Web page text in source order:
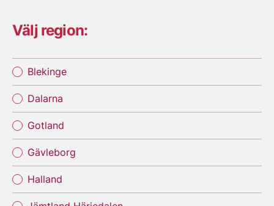
Välj region:
Blekinge
Dalarna
Gotland
Gävleborg
Halland